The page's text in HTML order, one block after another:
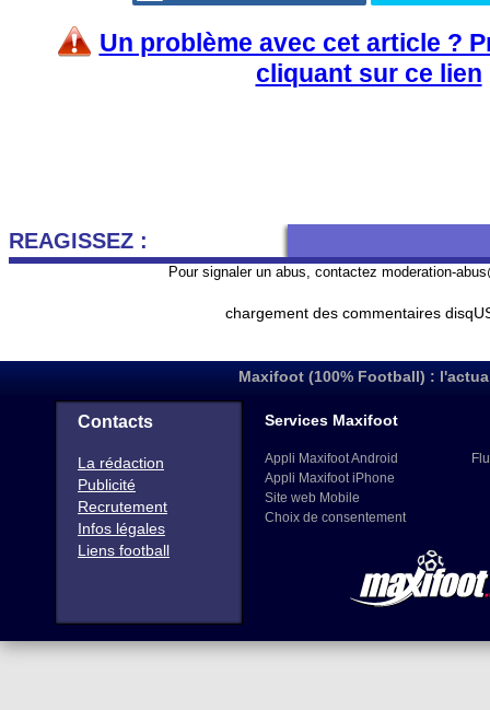
Un problème avec cet article ?
cliquant sur ce lien
REAGISSEZ :
Pour signaler un abus, contactez moderation-
chargement des commentaires
Maxifoot (100% Football) :
Contacts
La rédaction
Publicité
Recrutement
Infos légales
Liens football
Services Maxifoot
Appli Maxifoot Android
Appli Maxifoot iPhone
Site web Mobile
Choix de consentement